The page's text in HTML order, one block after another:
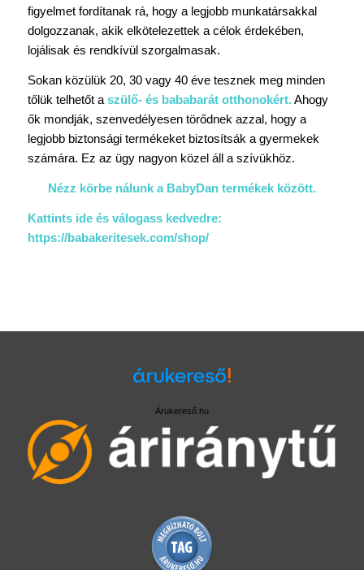
figyelmet fordítanak rá, hogy a legjobb munkatársakkal
dolgozzanak, akik elkötelezettek a célok érdekében,
lojálisak és rendkívül szorgalmasak.
Sokan közülük 20, 30 vagy 40 éve tesznek meg minden
tőlük telhetőt a szülő- és bababarát otthonokért.Ahogy
ők mondják, szenvedélyesen törődnek azzal, hogy a
legjobb biztonsági termékeket biztosítsák a gyermekek
számára. Ez az ügy nagyon közel áll a szívükhöz.
Nézz körbe nálunk a BabyDan termékek között.
Kattints ide és válogass kedvedre:
https://babakeritesek.com/shop/
Árukereső.hu